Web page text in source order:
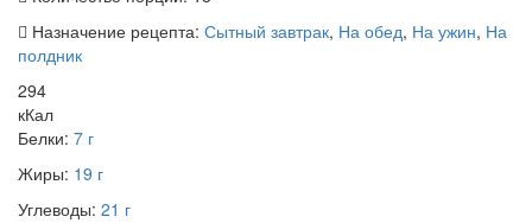
Назначение рецепта: Сытный завтрак, На обед, На ужин, На
полдник
294
кКал
Белки: 7 г
Жиры: 19 г
Углеводы: 21 г